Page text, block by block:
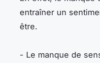
entraîner un
être.
- Le manque de